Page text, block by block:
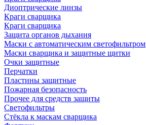
Диоптрические линзы
Краги сварщика
Краги сварщика
Защита органов дыхания
Маски с автоматическим светофильтром
Маски сварщика и защитные щитки
Очки защитные
Перчатки
Пластины защитные
Пожарная безопасность
Прочее для средств защиты
Светофильтры
Стёкла к маскам сварщика